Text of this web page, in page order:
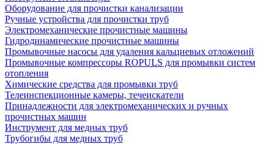
Оборудование для прочистки канализации
Ручные устройства для прочистки труб
Электромеханические прочистные машины
Гидродинамические прочистные машины
Промывочные насосы для удаления кальциевых отложений
Промывочные компрессоры ROPULS для промывки систем
отопления
Химические средства для промывки труб
Телеинспекционные камеры, течеискатели
Принадлежности для электромеханических и ручных
прочистных машин
Инструмент для медных труб
Трубогибы для медных труб